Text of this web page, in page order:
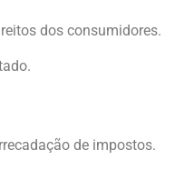
dos consumidores.
de impostos.